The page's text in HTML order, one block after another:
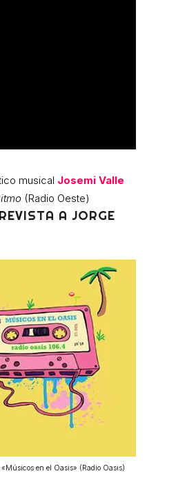
musical Josemi Valle
(Radio Oeste)
A JORGE
«Músicos en el Oasis» (Radio Oasis)